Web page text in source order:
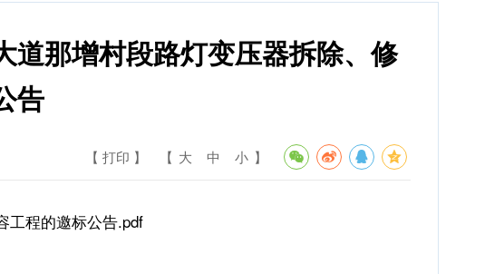
道那增村段路灯变压器拆除、修
告
【 打印 】 【 大 中 小 】
工程的邀标公告.pdf